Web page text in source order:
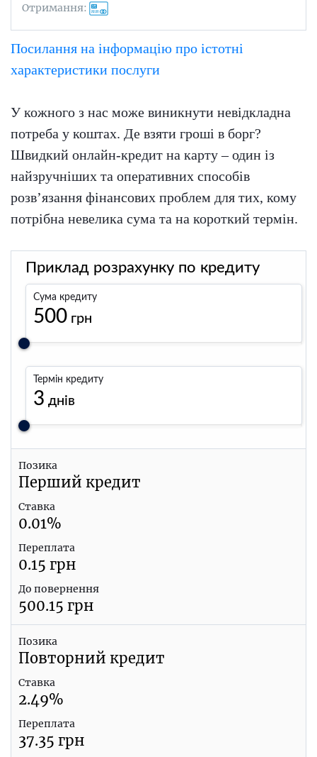
Отримання:
Посилання на інформацію про істотні
характеристики послуги
У кожного з нас може виникнути невідкладна
потреба у коштах. Де взяти гроші в борг?
Швидкий онлайн-кредит на карту – один із
найзручніших та оперативних способів
розв’язання фінансових проблем для тих, кому
потрібна невелика сума та на короткий термін.
Приклад розрахунку по кредиту
Сума кредиту
500 грн
Термін кредиту
3 днів
Позика
Перший кредит
Ставка
0.01%
Переплата
0.15 грн
До повернення
500.15 грн
Позика
Повторний кредит
Ставка
2.49%
Переплата
37.35 грн